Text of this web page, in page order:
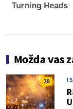
Turning Heads
Možda vas
20